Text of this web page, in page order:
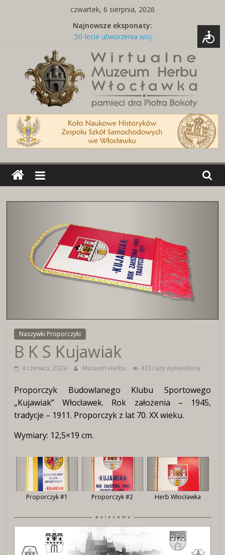
czwartek, 6 sierpnia, 2026
Najnowsze eksponaty:
50-lecie utworzenia woj.
Tabliczka z nazwą ulicy
Naszywki z herbami miast
Brelok z godłem Polski i herbem
miasta
Miedziany talerz z herbami miast
Wirtualne
Muzeum
Herbu
Włocławka
Wirtualne
Muzeum
Herbu
Włocławka
Naszywki Proporczyki
B K S Kujawiak
4 czerwca, 2024 Muzeum Herbu 433 razy wyświetlony
Proporczyk Budowlanego Klubu Sportowego
„Kujawiak” Włocławek. Rok założenia – 1945,
tradycje – 1911. Proporczyk z lat 70. XX wieku.
Wymiary: 12,5×19 cm.
Proporczyk #1 Proporczyk #2 Herb Włocławka